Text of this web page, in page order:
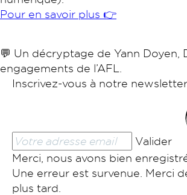
Pour en savoir plus 👉
💬 Un décryptage de Yann Doyen,
engagements de l’AFL.
Inscrivez-vous à notre newsletter
Valider
Merci, nous avons bien
Une erreur est survenue. Merci
plus tard.